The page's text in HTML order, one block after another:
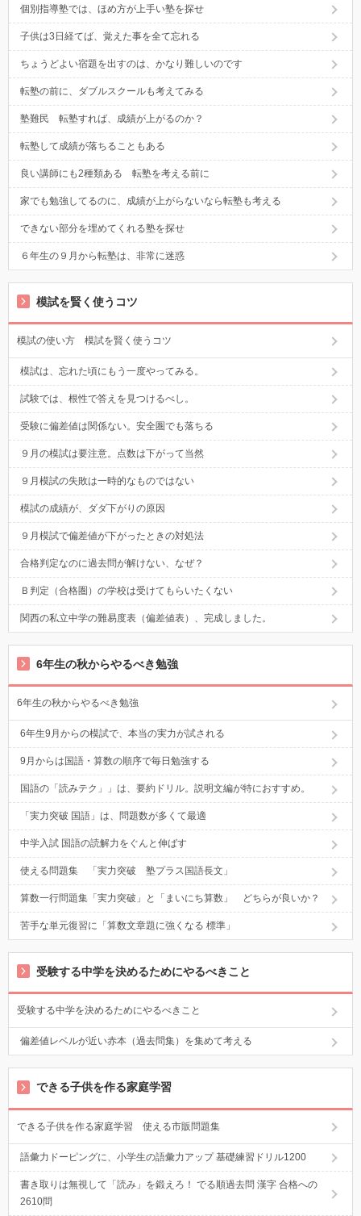
個別指導塾では、ほめ方が上手い塾を探せ
子供は3日経てば、覚えた事を全て忘れる
ちょうどよい宿題を出すのは、かなり難しいのです
転塾の前に、ダブルスクールも考えてみる
塾難民 転塾すれば、成績が上がるのか？
転塾して成績が落ちることもある
良い講師にも2種類ある 転塾を考える前に
家でも勉強してるのに、成績が上がらないなら転塾も考える
できない部分を埋めてくれる塾を探せ
６年生の９月から転塾は、非常に迷惑
模試を賢く使うコツ
模試の使い方 模試を賢く使うコツ
模試は、忘れた頃にもう一度やってみる。
試験では、根性で答えを見つけるべし。
受験に偏差値は関係ない。安全圏でも落ちる
９月の模試は要注意。点数は下がって当然
９月模試の失敗は一時的なものではない
模試の成績が、ダダ下がりの原因
９月模試で偏差値が下がったときの対処法
合格判定なのに過去問が解けない、なぜ？
Ｂ判定（合格圏）の学校は受けてもらいたくない
関西の私立中学の難易度表（偏差値表）、完成しました。
6年生の秋からやるべき勉強
6年生の秋からやるべき勉強
6年生9月からの模試で、本当の実力が試される
9月からは国語・算数の順序で毎日勉強する
国語の「読みテク」」は、要約ドリル。説明文編が特におすすめ。
「実力突破 国語」は、問題数が多くて最適
中学入試 国語の読解力をぐんと伸ばす
使える問題集 「実力突破 塾プラス国語長文」
算数一行問題集「実力突破」と「まいにち算数」 どちらが良いか？
苦手な単元復習に「算数文章題に強くなる 標準」
受験する中学を決めるためにやるべきこと
受験する中学を決めるためにやるべきこと
偏差値レベルが近い赤本（過去問集）を集めて考える
できる子供を作る家庭学習
できる子供を作る家庭学習 使える市販問題集
語彙力ドーピングに、小学生の語彙力アップ 基礎練習ドリル1200
書き取りは無視して「読み」を鍛えろ！ でる順過去問 漢字 合格への
2610問